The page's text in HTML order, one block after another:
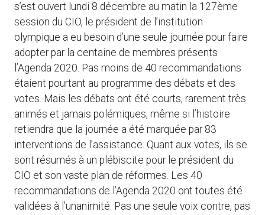
s’est ouvert lundi 8 décembre au matin la 127ème
session du CIO, le président de l’institution
olympique a eu besoin d’une seule journée pour faire
adopter par la centaine de membres présents
l’Agenda 2020. Pas moins de 40 recommandations
étaient pourtant au programme des débats et des
votes. Mais les débats ont été courts, rarement très
animés et jamais polémiques, même si l’histoire
retiendra que la journée a été marquée par 83
interventions de l’assistance. Quant aux votes, ils se
sont résumés à un plébiscite pour le président du
CIO et son vaste plan de réformes. Les 40
recommandations de l’Agenda 2020 ont toutes été
validées à l’unanimité. Pas une seule voix contre, pas